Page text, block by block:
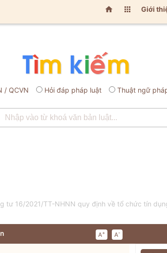
  Giới
/ QCVN Hỏi đáp pháp luật Thuật ngữ
tư 16/2021/TT-NHNN quy định về tổ chức tín
A+ A-